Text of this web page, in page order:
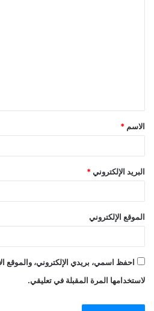
الاسم *
البريد الإلكتروني *
الموقع الإلكتروني
احفظ اسمي، بريدي الإلكتروني، والموقع
لاستخدامها المرة المقبلة في تعليقي.